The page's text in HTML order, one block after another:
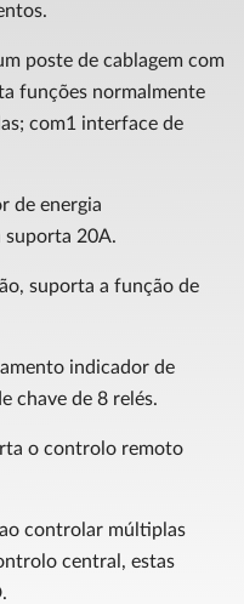
poste de cablagem com
funções normalmente
com1 interface de
de energia
suporta 20A.
suporta a função de
indicador de
chave de 8 relés.
o controlo remoto
controlar múltiplas
central, estas